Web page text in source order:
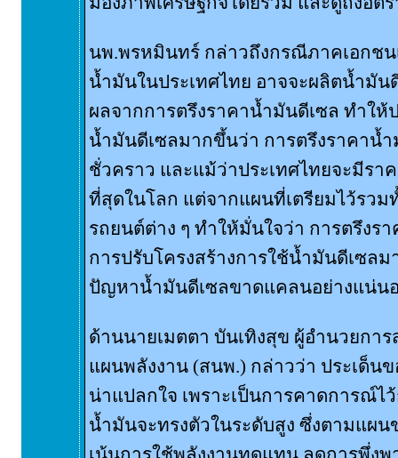
นพ.พรหมินทร์ กล่าวถึงกรณีภาคเอกชน
น้ำมันในประเทศไทย อาจจะผลิตน้ำมัน
ผลจากการตรึงราคาน้ำมันดีเซล ทำให้
น้ำมันดีเซลมากขึ้นว่า การตรึงราคาน้
ชั่วคราว และแม้ว่าประเทศไทยจะมีรา
ที่สุดในโลก แต่จากแผนที่เตรียมไว้รวม
รถยนต์ต่าง ๆ ทำให้มั่นใจว่า การตรึงร
การปรับโครงสร้างการใช้น้ำมันดีเซลม
ปัญหาน้ำมันดีเซลขาดแคลนอย่างแน่น
ด้านนายเมตตา บันเทิงสุข ผู้อำนวยกา
แผนพลังงาน (สนพ.) กล่าวว่า ประเด็นข
น่าแปลกใจ เพราะเป็นการคาดการณ์ไ
น้ำมันจะทรงตัวในระดับสูง ซึ่งตามแผน